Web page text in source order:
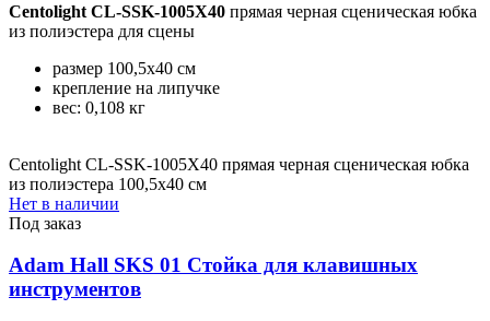
Centolight CL-SSK-1005X40 прямая черная сценическая юбка
из полиэстера для сцены
размер 100,5х40 см
крепление на липучке
вес: 0,108 кг
Centolight CL-SSK-1005X40 прямая черная сценическая юбка
из полиэстера 100,5х40 см
Нет в наличии
Под заказ
Adam Hall SKS 01 Стойка для клавишных
инструментов